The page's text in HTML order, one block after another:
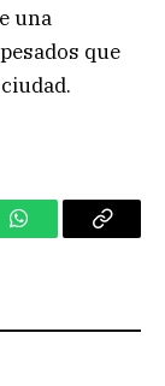
una
que
WhatsAppCopy